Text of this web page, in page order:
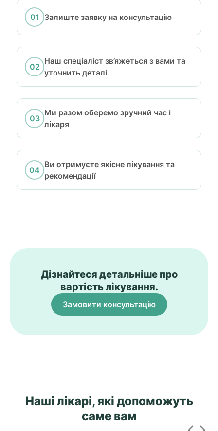
Залиште заявку на консультацію
Наш спеціаліст зв’яжеться з вами та
уточнить деталі
Ми разом оберемо зручний час і
лікаря
Ви отримуєте якісне лікування та
рекомендації
Дізнайтеся детальніше про
вартість лікування.
Замовити консультацію
Наші лікарі, які допоможуть
саме вам